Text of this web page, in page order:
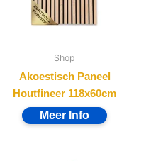
Shop
Akoestisch Paneel
Houtfineer 118x60cm